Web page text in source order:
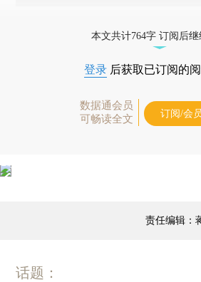
本文共计764字 订阅后
登录 后获取已订阅的
数据通会员
可畅读全文
订阅/会
责任编辑：
话题：